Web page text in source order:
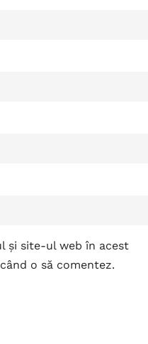
și site-ul web în acest
o să comentez.